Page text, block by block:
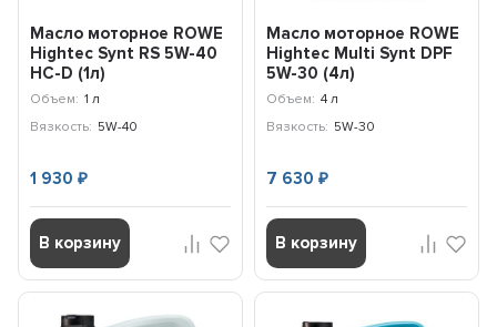
Масло моторное ROWE
Hightec Synt RS 5W-40
HC-D (1л)
Объем: 1 л
Вязкость: 5W-40
1 930₽
В корзину
Масло моторное ROWE
Hightec Multi Synt DPF
5W-30 (4л)
20125004099
Объем: 4 л
Вязкость: 5W-30
7 630 ₽
В корзину